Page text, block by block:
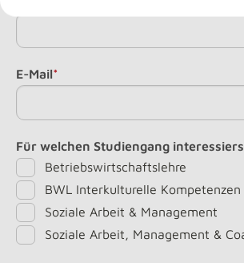
E-Mail*
Für welchen Studiengang
Betriebswirtschaftslehre
BWL Interkulturelle Kompetenzen
Soziale Arbeit & Management
Soziale Arbeit, Management &